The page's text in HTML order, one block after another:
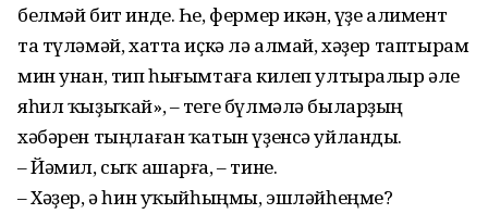
белмәй бит инде. Һе, фермер икән, үҙе алимент
та түләмәй, хатта иҫкә лә алмай, хәҙер таптырам
мин унан, тип һығымтаға килеп ултыралыр әле
яһил ҡыҙыҡай», – теге бүлмәлә быларҙың
хәбәрен тыңлаған ҡатын үҙенсә уйланды.
– Йәмил, сыҡ ашарға, – тине.
– Хәҙер, ә һин уҡыйһыңмы, эшләйһеңме?